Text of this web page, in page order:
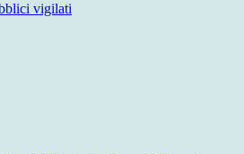
vigilati